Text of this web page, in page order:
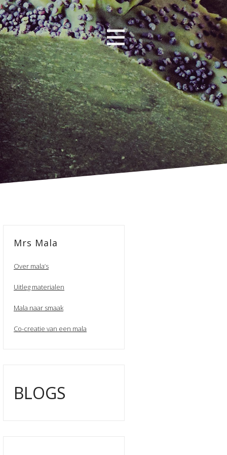
Mrs Mala
Over mala’s
Uitleg materialen
Mala naar smaak
Co-creatie van een mala
BLOGS